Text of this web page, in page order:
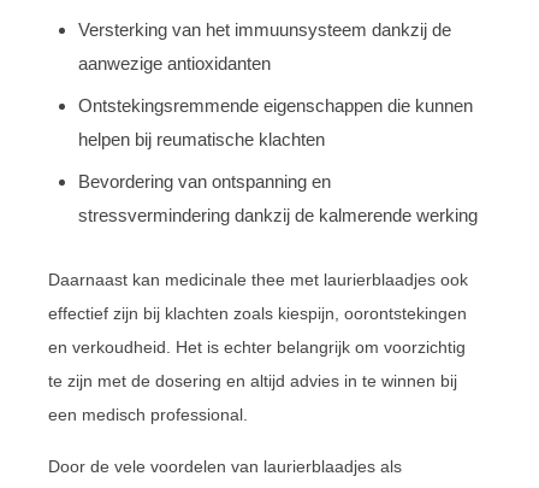
Versterking van het immuunsysteem dankzij de
aanwezige antioxidanten
Ontstekingsremmende eigenschappen die kunnen
helpen bij reumatische klachten
Bevordering van ontspanning en
stressvermindering dankzij de kalmerende werking
Daarnaast kan medicinale thee met laurierblaadjes ook
effectief zijn bij klachten zoals kiespijn, oorontstekingen
en verkoudheid. Het is echter belangrijk om voorzichtig
te zijn met de dosering en altijd advies in te winnen bij
een medisch professional.
Door de vele voordelen van laurierblaadjes als